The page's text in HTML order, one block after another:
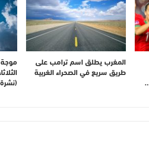
المغرب يطلق اسم ترامب على
طريق سريع في الصحراء الغربية
موجة